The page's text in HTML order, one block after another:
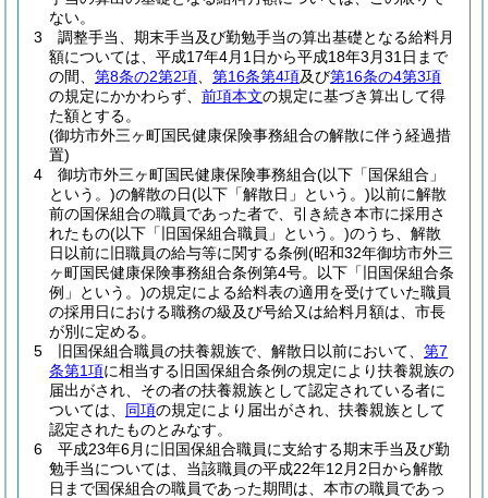
ない。
3
調整手当、期末手当及び勤勉手当の算出基礎となる給料月
額については、平成17年4月1日から平成18年3月31日まで
の間、 第8条の2第2項 第16条第4項及び第16条の4第3項
の規定にかかわらず、 前項本文の規定に基づき算出して得
た額とする。
(御坊市外三ヶ町国民健康保険事務組合の解散に伴う経過措
置)
4
御坊市外三ヶ町国民健康保険事務組合(以下「国保組合」
という。)の解散の日(以下「解散日」という。)以前に解散
前の国保組合の職員であった者で、引き続き本市に採用さ
れたもの(以下「旧国保組合職員」という。)のうち、解散
日以前に旧職員の給与等に関する条例(昭和32年御坊市外三
ヶ町国民健康保険事務組合条例第4号。以下「旧国保組合条
例」という。)の規定による給料表の適用を受けていた職員
の採用日における職務の級及び号給又は給料月額は、市長
が別に定める。
5
旧国保組合職員の扶養親族で、解散日以前において、 第7
条第1項に相当する旧国保組合条例の規定により扶養親族の
届出がされ、その者の扶養親族として認定されている者に
ついては、 同項の規定により届出がされ、扶養親族として
認定されたものとみなす。
6
平成23年6月に旧国保組合職員に支給する期末手当及び勤
勉手当については、当該職員の平成22年12月2日から解散
日まで国保組合の職員であった期間は、本市の職員であっ